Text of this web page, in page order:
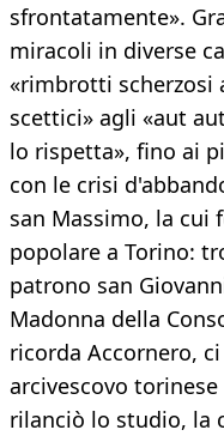
sfrontatamente».
miracoli in diverse
«rimbrotti scherzosi
scettici» agli «aut
lo rispetta», fino ai
con le crisi
san Massimo, la cui
popolare a Torino:
patrono san
Madonna della
ricorda Accornero,
arcivescovo
rilanciò lo studio, la